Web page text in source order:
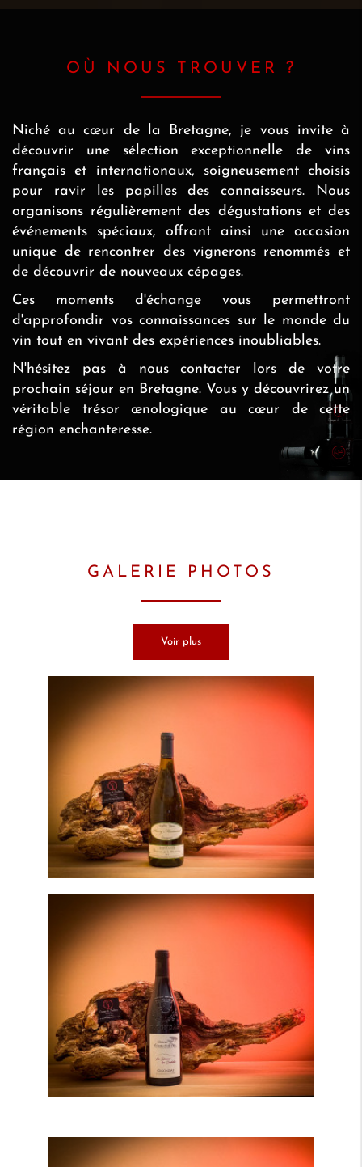
OÙ NOUS TROUVER ?
Niché au cœur de la Bretagne, je vous invite à
découvrir une sélection exceptionnelle de vins
français et internationaux, soigneusement choisis
pour ravir les papilles des connaisseurs. Nous
organisons régulièrement des dégustations et des
événements spéciaux, offrant ainsi une occasion
unique de rencontrer des vignerons renommés et
de découvrir de nouveaux cépages.
Ces moments d'échange vous permettront
d'approfondir vos connaissances sur le monde du
vin tout en vivant des expériences inoubliables.
N'hésitez pas à nous contacter lors de votre
prochain séjour en Bretagne. Vous y découvrirez un
véritable trésor œnologique au cœur de cette
région enchanteresse.
GALERIE PHOTOS
Voir plus